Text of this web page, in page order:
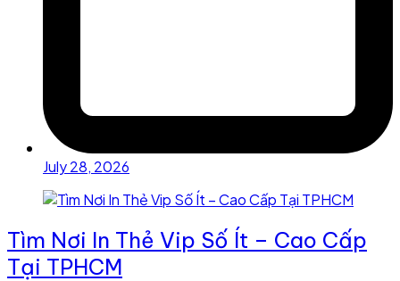
July 28, 2026
Tìm Nơi In Thẻ Vip Số Ít – Cao Cấp
Tại TPHCM